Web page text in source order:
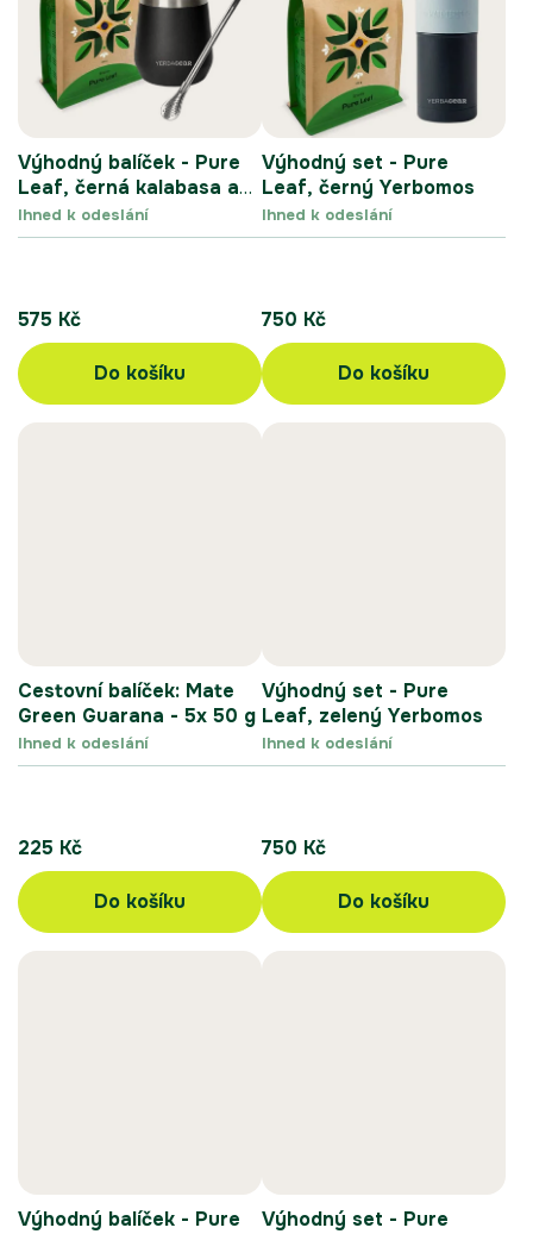
Výhodný balíček - Pure
Leaf, černá kalabasa a
bombilla
Ihned k odeslání
575 Kč
Do košíku
Výhodný set - Pure
Leaf, černý Yerbomos
Ihned k odeslání
750 Kč
Do košíku
Cestovní balíček: Mate
Green Guarana - 5x 50 g
Ihned k odeslání
225 Kč
Do košíku
Výhodný set - Pure
Leaf, zelený Yerbomos
Ihned k odeslání
750 Kč
Do košíku
Výhodný balíček - Pure
Výhodný set - Pure